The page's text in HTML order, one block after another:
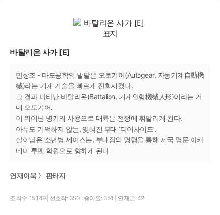
바탈리온 사가 [E]
만상조 - 마도공학의 발달은 오토기어(Autogear, 자동기계自動機
械)라는 기계 기술을 빠르게 진화시켰다.
그 결과 나타난 바탈리온(Battalion, 기계인형機械人形)이라는 거
대 오토기어.
이 뛰어난 병기의 사용으로 대륙은 전쟁에 휘말리게 된다.
아무도 기억하지 않는, 잊혀진 부대 ‘디어사이드’.
살아남은 소년병 세이스는, 부대장의 명령을 통해 제국 명문 아카
데미 루멘 학원으로 향하게 된다.
연재이북 〉 판타지
조회수: 15,149 선호작: 350 좋아요: 354 연재글: 42